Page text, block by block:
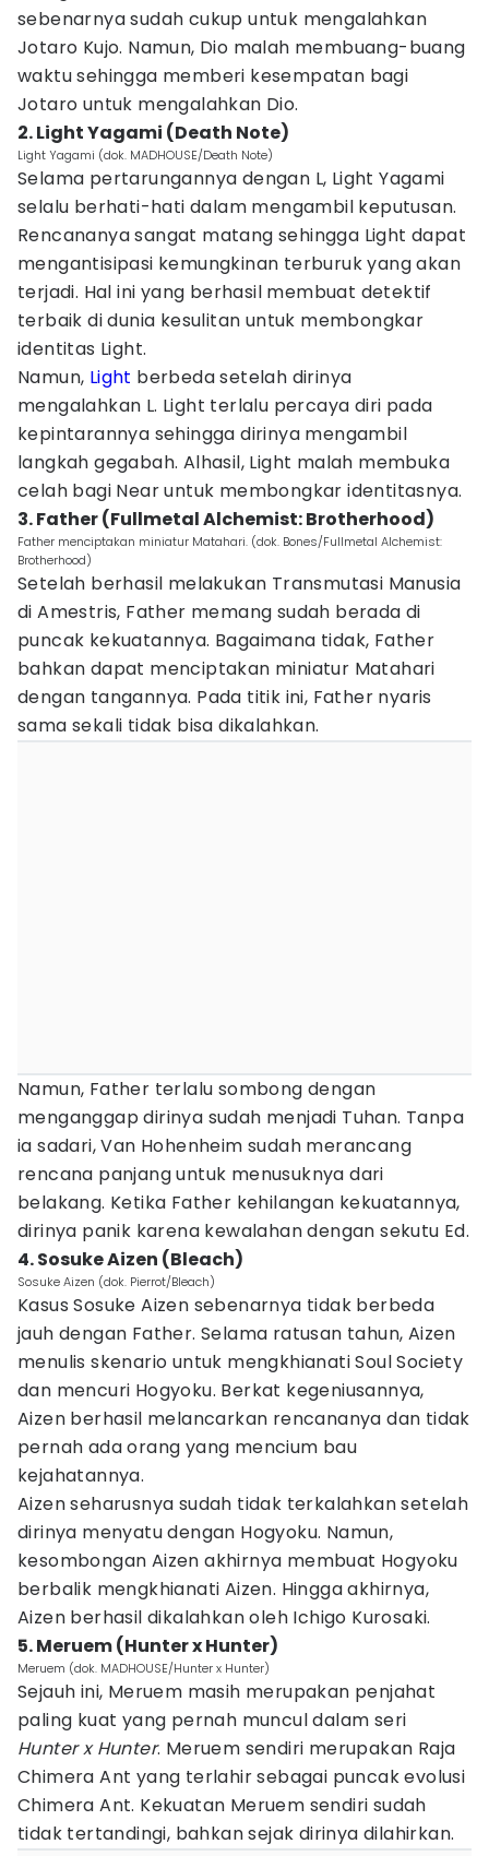
sebenarnya sudah cukup untuk mengalahkan
Jotaro Kujo. Namun, Dio malah membuang-buang
waktu sehingga memberi kesempatan bagi
Jotaro untuk mengalahkan Dio.
2. Light Yagami (Death Note)
Light Yagami (dok. MADHOUSE/Death Note)
Selama pertarungannya dengan L, Light Yagami
selalu berhati-hati dalam mengambil keputusan.
Rencananya sangat matang sehingga Light dapat
mengantisipasi kemungkinan terburuk yang akan
terjadi. Hal ini yang berhasil membuat detektif
terbaik di dunia kesulitan untuk membongkar
identitas Light.
Namun, Light berbeda setelah dirinya
mengalahkan L. Light terlalu percaya diri pada
kepintarannya sehingga dirinya mengambil
langkah gegabah. Alhasil, Light malah membuka
celah bagi Near untuk membongkar identitasnya.
3. Father (Fullmetal Alchemist: Brotherhood)
Father menciptakan miniatur Matahari. (dok. Bones/Fullmetal Alchemist:
Brotherhood)
Setelah berhasil melakukan Transmutasi Manusia
di Amestris, Father memang sudah berada di
puncak kekuatannya. Bagaimana tidak, Father
bahkan dapat menciptakan miniatur Matahari
dengan tangannya. Pada titik ini, Father nyaris
sama sekali tidak bisa dikalahkan.
Namun, Father terlalu sombong dengan
menganggap dirinya sudah menjadi Tuhan. Tanpa
ia sadari, Van Hohenheim sudah merancang
rencana panjang untuk menusuknya dari
belakang. Ketika Father kehilangan kekuatannya,
dirinya panik karena kewalahan dengan sekutu Ed.
4. Sosuke Aizen (Bleach)
Sosuke Aizen (dok. Pierrot/Bleach)
Kasus Sosuke Aizen sebenarnya tidak berbeda
jauh dengan Father. Selama ratusan tahun, Aizen
menulis skenario untuk mengkhianati Soul Society
dan mencuri Hogyoku. Berkat kegeniusannya,
Aizen berhasil melancarkan rencananya dan tidak
pernah ada orang yang mencium bau
kejahatannya.
Aizen seharusnya sudah tidak terkalahkan setelah
dirinya menyatu dengan Hogyoku. Namun,
kesombongan Aizen akhirnya membuat Hogyoku
berbalik mengkhianati Aizen. Hingga akhirnya,
Aizen berhasil dikalahkan oleh Ichigo Kurosaki.
5. Meruem (Hunter x Hunter)
Meruem (dok. MADHOUSE/Hunter x Hunter)
Sejauh ini, Meruem masih merupakan penjahat
paling kuat yang pernah muncul dalam seri
Hunter x Hunter. Meruem sendiri merupakan Raja
Chimera Ant yang terlahir sebagai puncak evolusi
Chimera Ant. Kekuatan Meruem sendiri sudah
tidak tertandingi, bahkan sejak dirinya dilahirkan.